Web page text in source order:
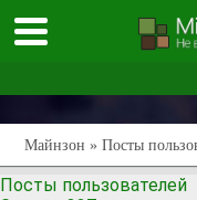
Майнзон » Посты
Посты пользователей